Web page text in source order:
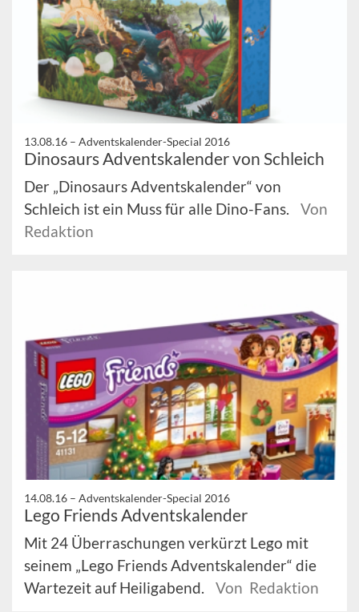
13.08.16 – Adventskalender-Special 2016
Dinosaurs Adventskalender von Schleich
Der „Dinosaurs Adventskalender“ von
Schleich ist ein Muss für alle Dino-Fans.
Von
Redaktion
14.08.16 – Adventskalender-Special 2016
Lego Friends Adventskalender
Mit 24 Überraschungen verkürzt Lego mit
seinem „Lego Friends Adventskalender“ die
Wartezeit auf Heiligabend.
Von Redaktion